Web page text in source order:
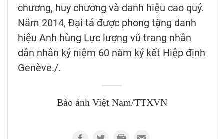
chương, huy chương và danh hiệu cao quý.
Năm 2014, Đại tá được phong tặng danh
hiệu Anh hùng Lực lượng vũ trang nhân
dân nhân kỷ niệm 60 năm ký kết Hiệp định
Genève./.
Báo ảnh Việt Nam/TTXVN